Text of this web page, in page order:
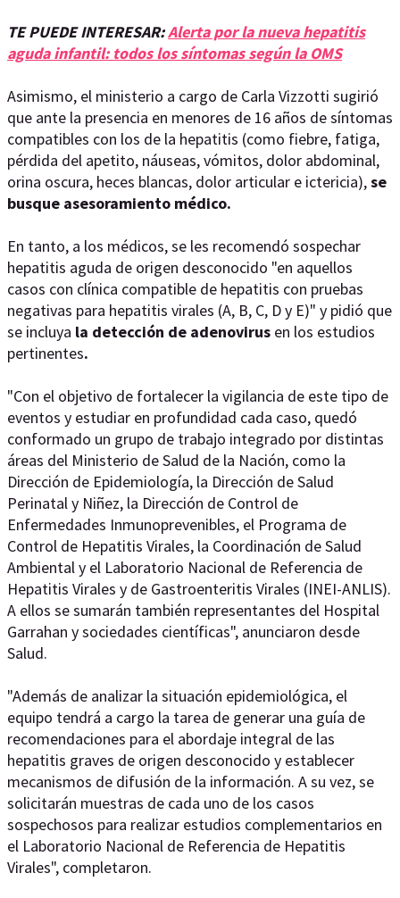
TE PUEDE INTERESAR:Alerta por la nueva hepatitis
aguda infantil: todos los síntomas según la OMS
Asimismo, el ministerio a cargo de Carla Vizzotti sugirió
que ante la presencia en menores de 16 años de síntomas
compatibles con los de la hepatitis (como fiebre, fatiga,
pérdida del apetito, náuseas, vómitos, dolor abdominal,
orina oscura, heces blancas, dolor articular e ictericia),se
busque asesoramiento médico.
En tanto, a los médicos, se les recomendó sospechar
hepatitis aguda de origen desconocido "en aquellos
casos con clínica compatible de hepatitis con pruebas
negativas para hepatitis virales (A, B, C, D y E)" y pidió que
se incluya la detección de adenovirus en los estudios
pertinentes.
"Con el objetivo de fortalecer la vigilancia de este tipo de
eventos y estudiar en profundidad cada caso, quedó
conformado un grupo de trabajo integrado por distintas
áreas del Ministerio de Salud de la Nación, como la
Dirección de Epidemiología, la Dirección de Salud
Perinatal y Niñez, la Dirección de Control de
Enfermedades Inmunoprevenibles, el Programa de
Control de Hepatitis Virales, la Coordinación de Salud
Ambiental y el Laboratorio Nacional de Referencia de
Hepatitis Virales y de Gastroenteritis Virales (INEI-ANLIS).
A ellos se sumarán también representantes del Hospital
Garrahan y sociedades científicas", anunciaron desde
Salud.
"Además de analizar la situación epidemiológica, el
equipo tendrá a cargo la tarea de generar una guía de
recomendaciones para el abordaje integral de las
hepatitis graves de origen desconocido y establecer
mecanismos de difusión de la información. A su vez, se
solicitarán muestras de cada uno de los casos
sospechosos para realizar estudios complementarios en
el Laboratorio Nacional de Referencia de Hepatitis
Virales", completaron.